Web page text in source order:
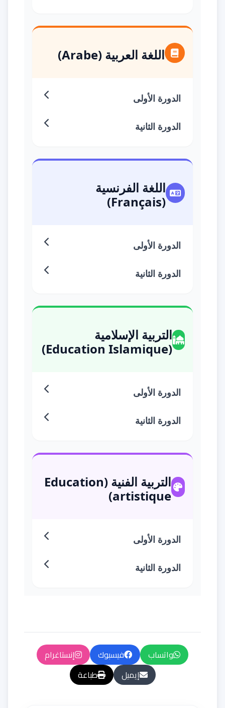
اللغة العربية (Arabe)
الدورة الأولى
الدورة الثانية
اللغة الفرنسية
(Français)
الدورة الأولى
الدورة الثانية
التربية الإسلامية
(Education Islamique)
الدورة الأولى
الدورة الثانية
التربية الفنية (Education
artistique)
الدورة الأولى
الدورة الثانية
واتساب فيسبوك
إنستاغرام
إيميل
طباعة